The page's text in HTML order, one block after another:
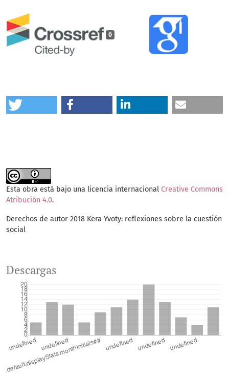
0
Esta obra está bajo una licencia internacional Creative Commons
Atribución 4.0.
Derechos de autor 2018 Kera Yvoty: reflexiones sobre la cuestión
social
Descargas